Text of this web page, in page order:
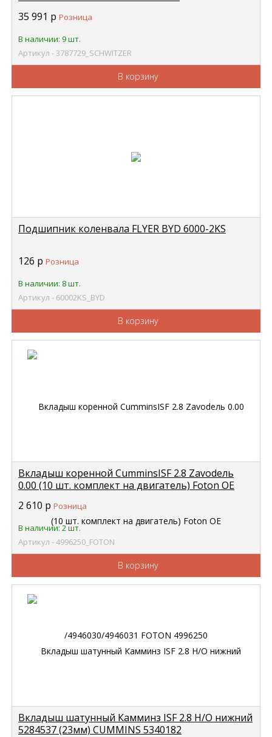
35 991 р Розница
В наличии: 9 шт.
Артикул - 3787729_SCHWITZER
В корзину
Подшипник коленвала FLYER BYD 6000-2KS
126 р Розница
В наличии: 8 шт.
Артикул - 60002KS_BYD
В корзину
Вкладыш коренной CumminsISF 2.8 Zavodель
0.00 (10 шт. комплект на двигатель) Foton OE
2 610 р Розница
В наличии: 2 шт.
Артикул - 4996250_FOTON
В корзину
Вкладыш шатунный Камминз ISF 2.8 Н/О нижний
5284537 (23мм) CUMMINS 5340182